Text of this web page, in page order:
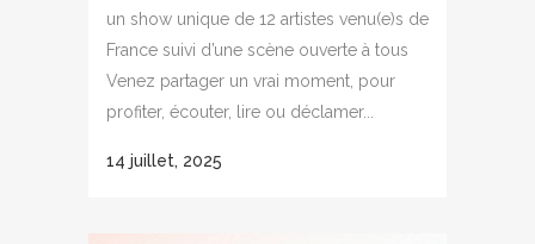
un show unique de 12 artistes venu(e)s de
France suivi d’une scène ouverte à tous
Venez partager un vrai moment, pour
profiter, écouter, lire ou déclamer...
14 juillet, 2025